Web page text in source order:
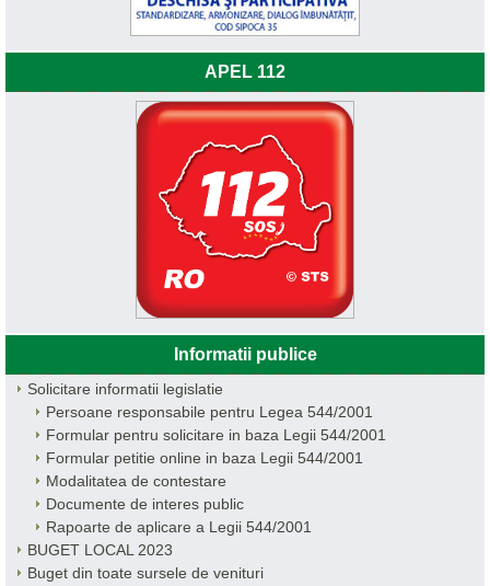
APEL 112
Informatii publice
Solicitare informatii legislatie
Persoane responsabile pentru Legea 544/2001
Formular pentru solicitare in baza Legii 544/2001
Formular petitie online in baza Legii 544/2001
Modalitatea de contestare
Documente de interes public
Rapoarte de aplicare a Legii 544/2001
BUGET LOCAL 2023
Buget din toate sursele de venituri